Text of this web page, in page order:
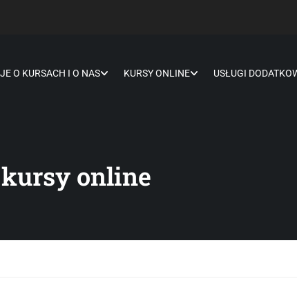
O KURSACH I O NAS KURSY ONLINE USŁUGI
online